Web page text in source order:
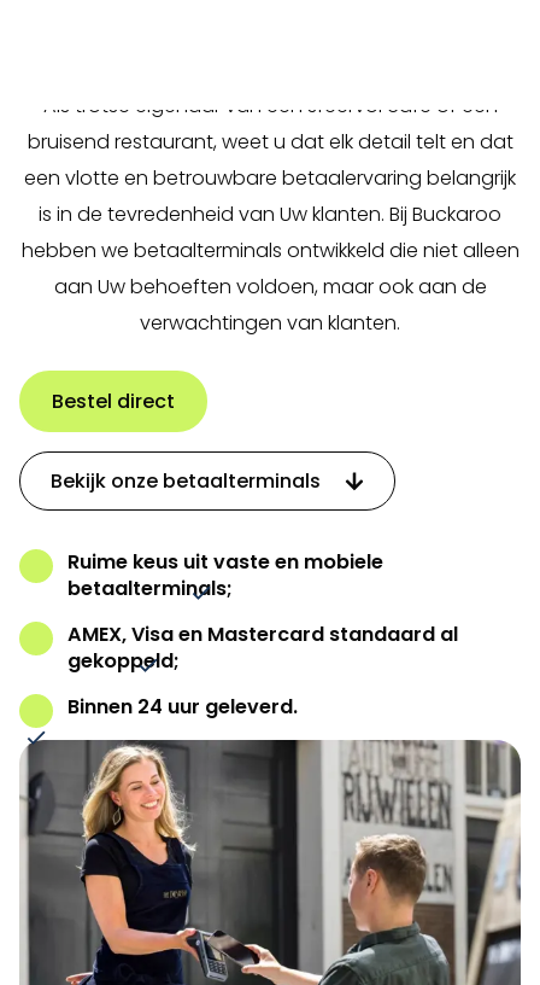
Als trotse eigenaar van een sfeervol café of een
bruisend restaurant, weet u dat elk detail telt en dat
een vlotte en betrouwbare betaalervaring belangrijk
is in de tevredenheid van Uw klanten. Bij Buckaroo
hebben we betaalterminals ontwikkeld die niet alleen
aan Uw behoeften voldoen, maar ook aan de
verwachtingen van klanten.
Bestel direct
Bekijk onze betaalterminals
Ruime keus uit vaste en mobiele
betaalterminals;
AMEX, Visa en Mastercard standaard al
gekoppeld;
Binnen 24 uur geleverd.